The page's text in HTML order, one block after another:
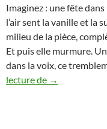
Imaginez : une fête
l’air sent la vanille et la
milieu de la pièce,
Et puis elle murmure.
dans la voix, ce
lecture de Pourquoi
→